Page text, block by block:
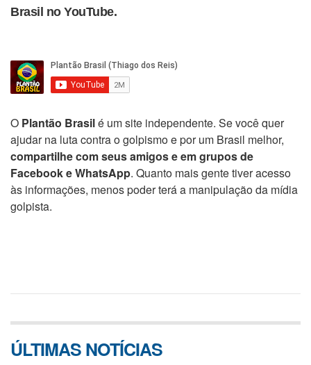
Brasil no YouTube.
O Plantão Brasilé um site independente. Se você quer
ajudar na luta contra o golpismo e por um Brasil melhor,
compartilhe com seus amigos e em grupos de
Facebook e WhatsApp. Quanto mais gente tiver acesso
às informações, menos poder terá a manipulação da mídia
golpista.
ÚLTIMAS NOTÍCIAS